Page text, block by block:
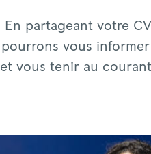
En partageant votre
pourrons vous
et vous tenir au